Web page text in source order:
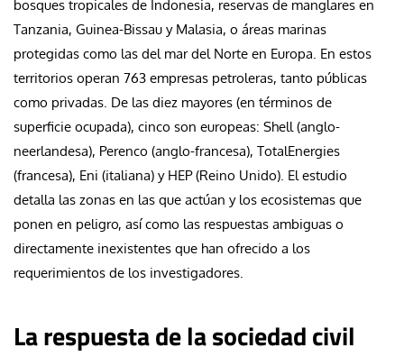
bosques tropicales de Indonesia, reservas de manglares en
Tanzania, Guinea-Bissau y Malasia, o áreas marinas
protegidas como las del mar del Norte en Europa. En estos
territorios operan 763 empresas petroleras, tanto públicas
como privadas. De las diez mayores (en términos de
superficie ocupada), cinco son europeas: Shell (anglo-
neerlandesa), Perenco (anglo-francesa), TotalEnergies
(francesa), Eni (italiana) y HEP (Reino Unido). El estudio
detalla las zonas en las que actúan y los ecosistemas que
ponen en peligro, así como las respuestas ambiguas o
directamente inexistentes que han ofrecido a los
requerimientos de los investigadores.
La respuesta de la sociedad civil